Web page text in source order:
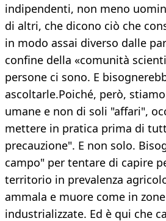
indipendenti, non meno
di altri, che dicono ciò che
in modo assai diverso dalle
confine della «comunità
persone ci sono. E
ascoltarle.Poiché, però,
umane e non di soli "affari",
mettere in pratica prima di
precauzione". E non solo.
campo" per tentare di capire
territorio in prevalenza
ammala e muore come in
industrializzate. Ed è qui che